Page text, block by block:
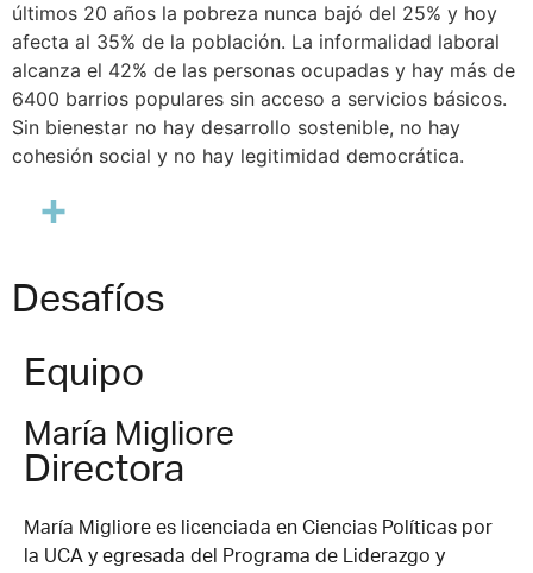
últimos 20 años la pobreza nunca bajó del 25% y hoy
afecta al 35% de la población. La informalidad laboral
alcanza el 42% de las personas ocupadas y hay más de
6400 barrios populares sin acceso a servicios básicos.
Sin bienestar no hay desarrollo sostenible, no hay
cohesión social y no hay legitimidad democrática.
Desafíos
Equipo
María Migliore
Directora
María Migliore es licenciada en Ciencias Políticas por
la UCA y egresada del Programa de Liderazgo y